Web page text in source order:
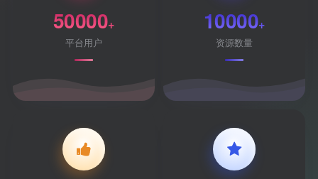
50000+
平台用户
10000+
资源数量